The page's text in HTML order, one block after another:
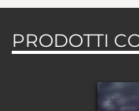
PRODOTTI